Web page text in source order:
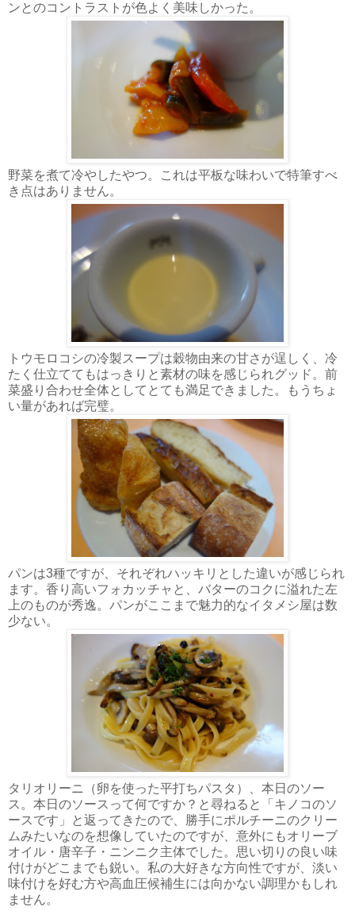
ンとのコントラストが色よく美味しかった。
野菜を煮て冷やしたやつ。これは平板な味わいで特筆すべ
き点はありません。
トウモロコシの冷製スープは穀物由来の甘さが逞しく、冷
たく仕立ててもはっきりと素材の味を感じられグッド。前
菜盛り合わせ全体としてとても満足できました。もうちょ
い量があれば完璧。
パンは3種ですが、それぞれハッキリとした違いが感じられ
ます。香り高いフォカッチャと、バターのコクに溢れた左
上のものが秀逸。パンがここまで魅力的なイタメシ屋は数
少ない。
タリオリーニ（卵を使った平打ちパスタ）、本日のソー
ス。本日のソースって何ですか？と尋ねると「キノコのソ
ースです」と返ってきたので、勝手にポルチーニのクリー
ムみたいなのを想像していたのですが、意外にもオリーブ
オイル・唐辛子・ニンニク主体でした。思い切りの良い味
付けがどこまでも鋭い。私の大好きな方向性ですが、淡い
味付けを好む方や高血圧候補生には向かない調理かもしれ
ません。